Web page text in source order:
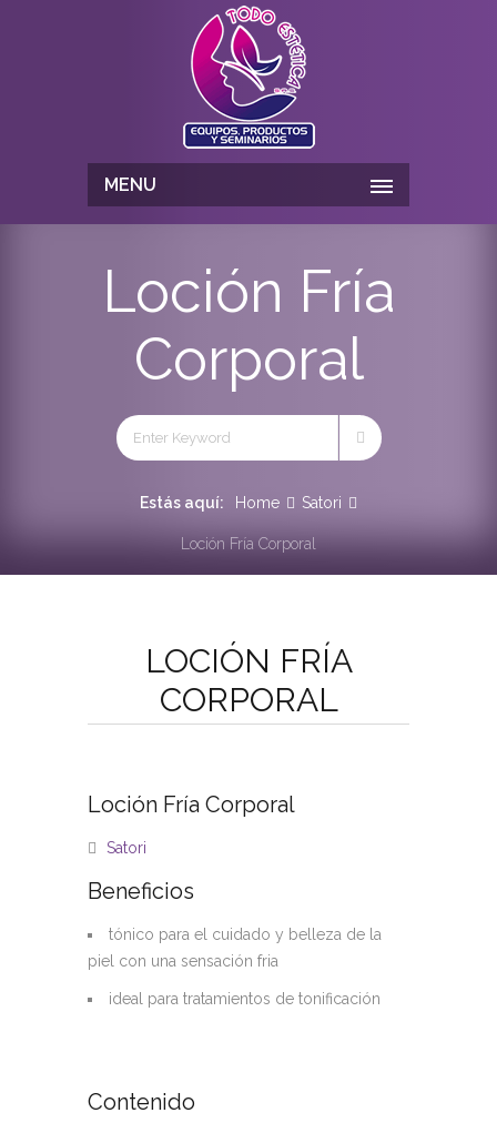
MENU
Loción Fría
Corporal
Estás aquí: Home Satori
Loción Fría Corporal
LOCIÓN FRÍA
CORPORAL
Loción Fría Corporal
Satori
Beneficios
tónico para el cuidado y belleza de la
piel con una sensación fria
ideal para tratamientos de tonificación
Contenido